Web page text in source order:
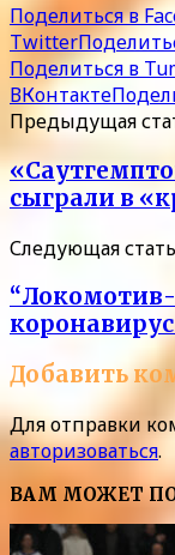
Поделиться в
Twitter
Поделиться в
ВКонтакте
Предыдущая
сыграли в
Следующая
“Локомотив-
Добавить
Для отправки
авторизоваться.
ВАМ МОЖЕТ